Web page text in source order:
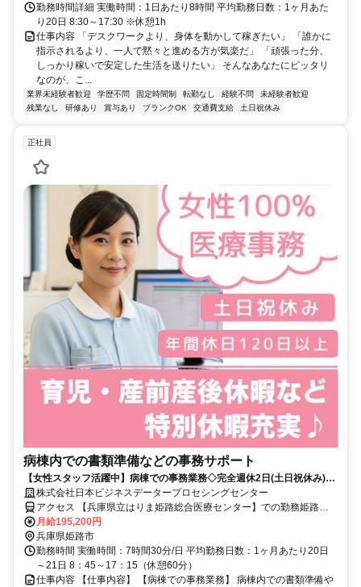
勤務時間詳細 実働時間：1日あたり8時間 平均勤務日数：1ヶ月あた
り20日 8:30～17:30 ※休憩1h
仕事内容 「デスクワークより、身体を動かして稼ぎたい」 「誰かに
指示されるより、一人で黙々と進める方が気楽だ」 「頑張った分、
しっかり稼いで安定した生活を送りたい」 そんなあなたにピッタリ
なのが、こ...
業界未経験者歓迎 学歴不問 固定時間制 転勤なし 経験不問
未経験者歓迎
残業なし
研修あり 賞与あり ブランクOK 交通費支給 土日祝休み
正社員
病棟内での書類準備などの事務サポート
【女性スタッフ活躍中】病棟での事務業務◇完全週休2日(土日祝休み)◇
未経験・ブランク歓迎！◇研修サポートあり◇女性活躍推進企業◇
株式会社日本ビジネスデータープロセシングセンター
アクセス 【兵庫県立はりま姫路総合医療センター】での勤務姫路駅
から徒歩約10分 ※自転車・バイク通勤OK！車応相談
月給195,200円
兵庫県姫路市
勤務時間 実働時間：7時間30分/日 平均勤務日数：1ヶ月あたり20日
～21日 8：45～17：15（休憩60分）
仕事内容 【仕事内容】 【病棟での事務業務】 病棟内での書類準備や